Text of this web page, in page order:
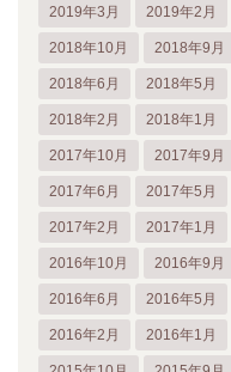
2019年3月 2019年2月
2018年10月 2018年9月
2018年6月 2018年5月
2018年2月 2018年1月
2017年10月 2017年9月
2017年6月 2017年5月
2017年2月 2017年1月
2016年10月 2016年9月
2016年6月 2016年5月
2016年2月 2016年1月